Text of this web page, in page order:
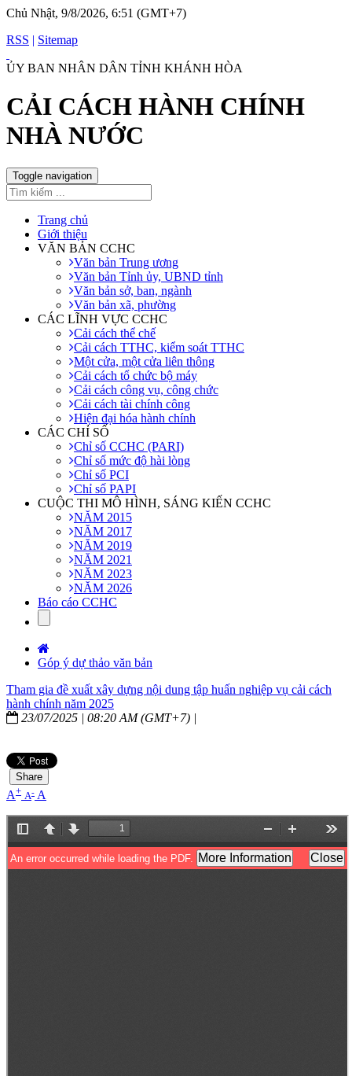
Chủ Nhật, 9/8/2026, 6:51 (GMT+7)
RSS | Sitemap
ỦY BAN NHÂN DÂN TỈNH KHÁNH HÒA
CẢI CÁCH HÀNH CHÍNH
NHÀ NƯỚC
Toggle navigation
Trang chủ
Giới thiệu
VĂN BẢN CCHC
Văn bản Trung ương
Văn bản Tỉnh ủy, UBND tỉnh
Văn bản sở, ban, ngành
Văn bản xã, phường
CÁC LĨNH VỰC CCHC
Cải cách thể chế
Cải cách TTHC, kiểm soát TTHC
Một cửa, một cửa liên thông
Cải cách tổ chức bộ máy
Cải cách công vụ, công chức
Cải cách tài chính công
Hiện đại hóa hành chính
CÁC CHỈ SỐ
Chỉ số CCHC (PARI)
Chỉ số mức độ hài lòng
Chỉ số PCI
Chỉ số PAPI
CUỘC THI MÔ HÌNH, SÁNG KIẾN CCHC
NĂM 2015
NĂM 2017
NĂM 2019
NĂM 2021
NĂM 2023
NĂM 2026
Báo cáo CCHC
Góp ý dự thảo văn bản
Tham gia đề xuất xây dựng nội dung tập huấn nghiệp vụ cải cách
hành chính năm 2025
23/07/2025 | 08:20 AM (GMT+7) |
Share
A+ A- A